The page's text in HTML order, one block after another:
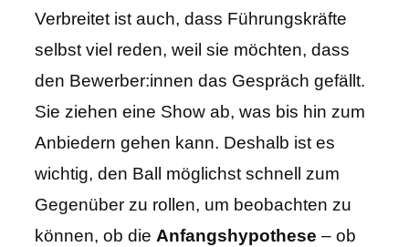
Verbreitet ist auch, dass Führungskräfte
selbst viel reden, weil sie möchten, dass
den Bewerber:innen das Gespräch gefällt.
Sie ziehen eine Show ab, was bis hin zum
Anbiedern gehen kann. Deshalb ist es
wichtig, den Ball möglichst schnell zum
Gegenüber zu rollen, um beobachten zu
können, ob die Anfangshypothese – ob